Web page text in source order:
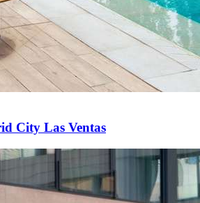
City Las Ventas